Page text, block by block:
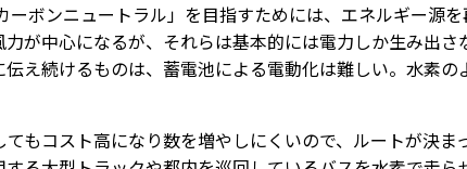
ボンニュートラル」を目指すためには、エネルギー源
が中心になるが、それらは基本的には電力しか生み出さ
え続けるものは、蓄電池による電動化は難しい。水素の
もコスト高になり数を増やしにくいので、ルートが決ま